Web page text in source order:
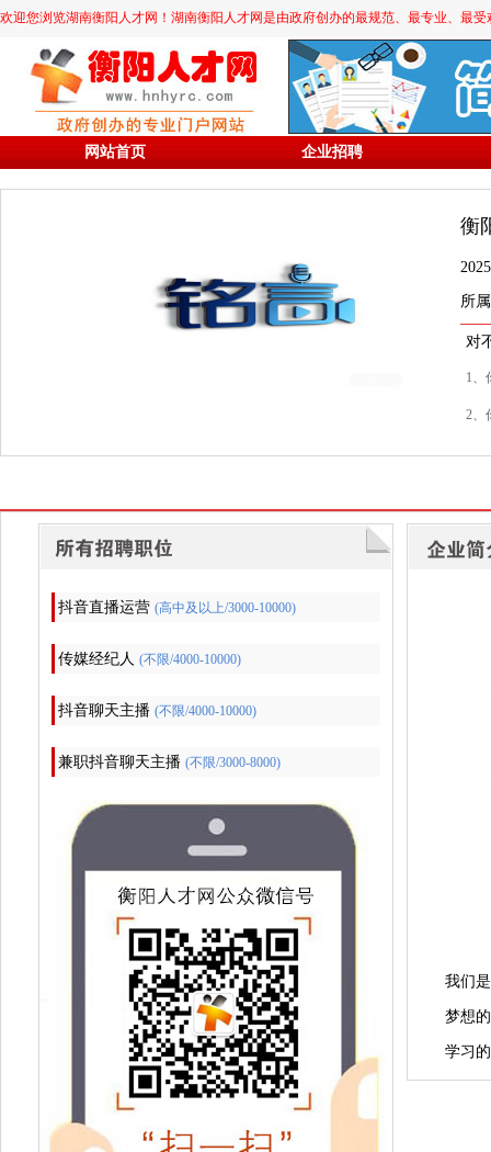
欢迎您浏览湖南衡阳人才网！湖南衡阳人才网是由政府创办的最规范、最专业、最
网站首页 企业招聘
衡
所
对
1、
2、
抖音直播运营 (高中及以上/3000-10000)
传媒经纪人 (不限/4000-10000)
抖音聊天主播 (不限/4000-10000)
兼职抖音聊天主播 (不限/3000-8000)
我们
梦想
学习